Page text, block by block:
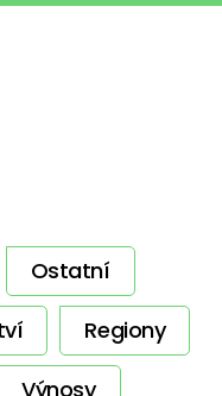
Ostatní
Regiony
Výnosy